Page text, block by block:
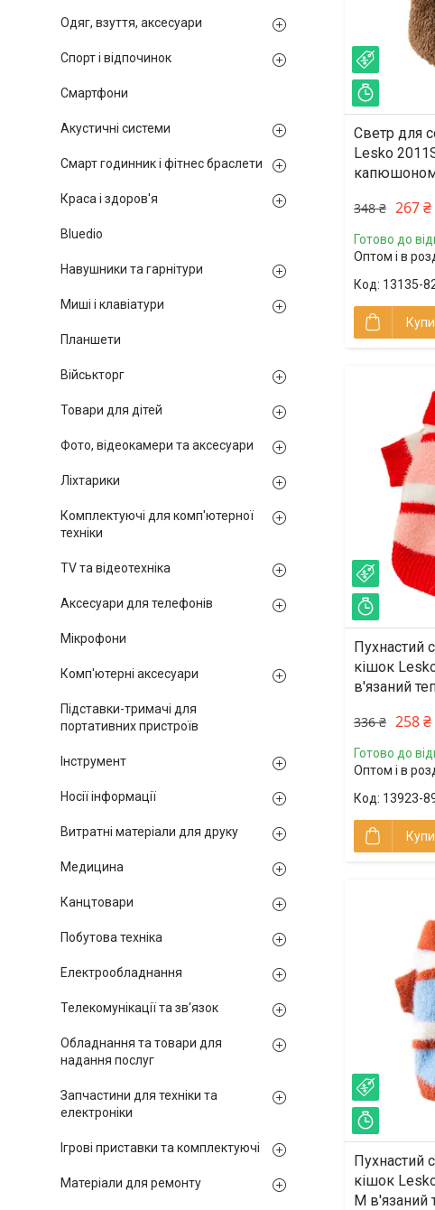
Светр для
Lesko
капюшоном
348 ₴ 267 ₴
Готово до
Оптом і в
13135-
–23%
Пухнастий
кішок
в'язаний
336 ₴ 258 ₴
Готово до
Оптом і в
13923-
Пухнастий
кішок
M в'язаний
Одяг, взуття, аксесуари
Спорт і відпочинок
Смартфони
Акустичні системи
Смарт годинник і фітнес браслети
Краса і здоров'я
Bluedio
Навушники та гарнітури
Миші і клавіатури
Планшети
Військторг
Товари для дітей
Фото, відеокамери та аксесуари
Ліхтарики
Комплектуючі для комп'ютерної
техніки
TV та відеотехніка
Аксесуари для телефонів
Мікрофони
Комп'ютерні аксесуари
Підставки-тримачі для
портативних пристроїв
Інструмент
Носії інформації
Витратні матеріали для друку
Медицина
Канцтовари
Побутова техніка
Електрообладнання
Телекомунікації та зв'язок
Обладнання та товари для
надання послуг
Запчастини для техніки та
електроніки
Ігрові приставки та комплектуючі
Матеріали для ремонту